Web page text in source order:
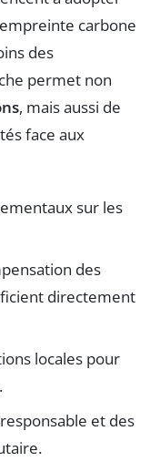
carbone
des
permet non
, mais aussi de
face aux
sur les
des
directement
locales pour
et des